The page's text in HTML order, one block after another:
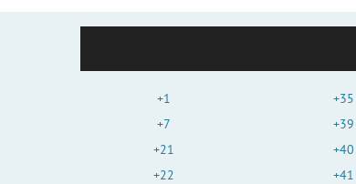
+1
+7
+21
+22
+35
+39
+40
+41